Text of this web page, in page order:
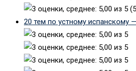
20 тем по устному испанскому